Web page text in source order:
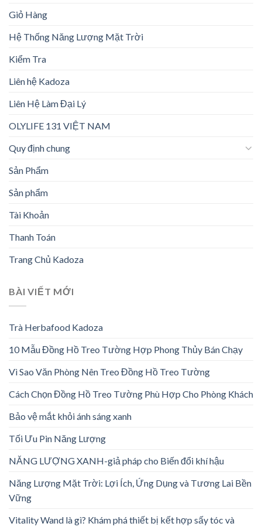
Giỏ Hàng
Hệ Thống Năng Lượng Mặt Trời
Kiểm Tra
Liên hệ Kadoza
Liên Hệ Làm Đại Lý
OLYLIFE 131 VIỆT NAM
Quy định chung
Sản Phẩm
Sản phẩm
Tài Khoản
Thanh Toán
Trang Chủ Kadoza
BÀI VIẾT MỚI
Trà Herbafood Kadoza
10 Mẫu Đồng Hồ Treo Tường Hợp Phong Thủy Bán Chạy
Vì Sao Văn Phòng Nên Treo Đồng Hồ Treo Tường
Cách Chọn Đồng Hồ Treo Tường Phù Hợp Cho Phòng Khách
Bảo vệ mắt khỏi ánh sáng xanh
Tối Ưu Pin Năng Lượng
NĂNG LƯỢNG XANH-giả pháp cho Biến đổi khí hậu
Năng Lượng Mặt Trời: Lợi Ích, Ứng Dụng và Tương Lai Bền
Vững
Vitality Wand là gì? Khám phá thiết bị kết hợp sấy tóc và